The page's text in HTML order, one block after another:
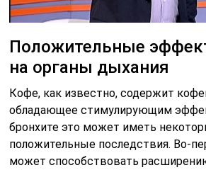
Положительные
на органы дыхания
Кофе, как известно, содержит
обладающее стимулирующим
бронхите это может иметь
положительные последствия. Во-
может способствовать